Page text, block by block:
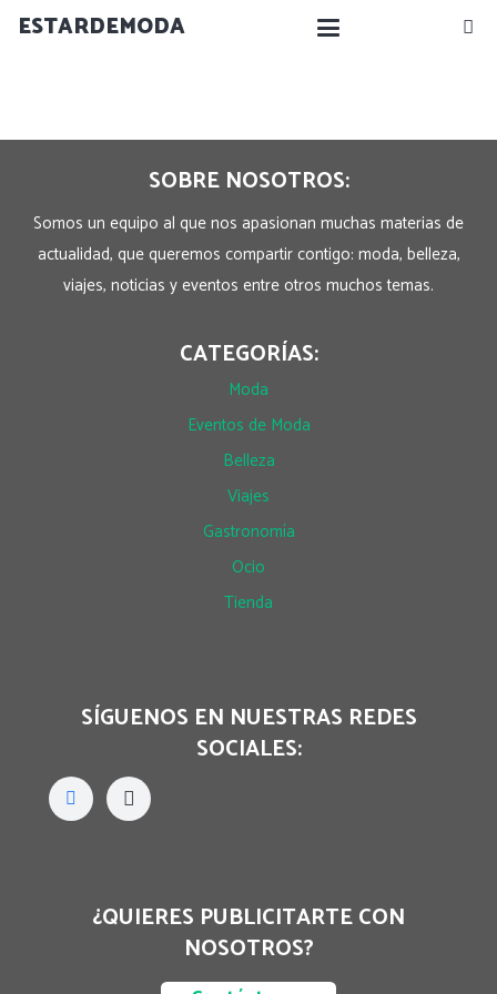
ESTARDEMODA
SOBRE NOSOTROS:
Somos un equipo al que nos apasionan muchas materias de
actualidad, que queremos compartir contigo: moda, belleza,
viajes, noticias y eventos entre otros muchos temas.
CATEGORÍAS:
Moda
Eventos de Moda
Belleza
Viajes
Gastronomía
Ocio
Tienda
SÍGUENOS EN NUESTRAS REDES
SOCIALES:
¿QUIERES PUBLICITARTE CON
NOSOTROS?